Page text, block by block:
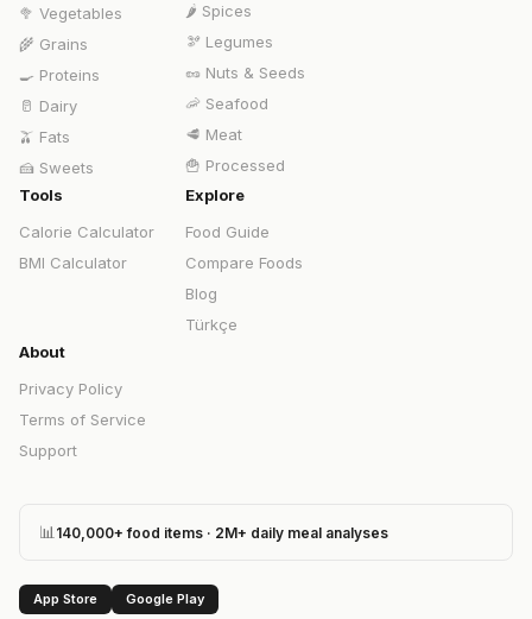
🥦 Vegetables
🌾 Grains
🍳 Proteins
🥛 Dairy
🫒 Fats
🍰 Sweets
🌶️ Spices
🫘 Legumes
🥜 Nuts & Seeds
🦐 Seafood
🥩 Meat
🍟 Processed
Tools
Calorie Calculator
BMI Calculator
Explore
Food Guide
Compare Foods
Blog
Türkçe
About
Privacy Policy
Terms of Service
Support
📊 140,000+ food items · 2M+ daily meal analyses
App Store Google Play